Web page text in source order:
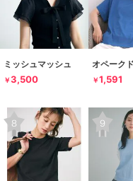
ミッシュマッシュ
￥3,500 ￥1,591